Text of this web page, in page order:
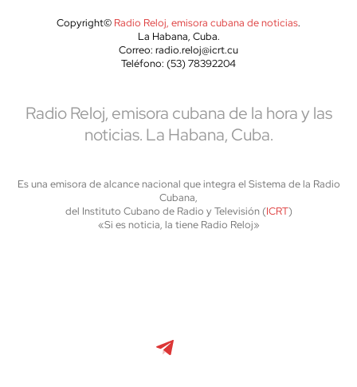
Copyright© Radio Reloj, emisora cubana de noticias.
La Habana, Cuba.
Correo: radio.reloj@icrt.cu
Teléfono: (53) 78392204
Radio Reloj, emisora cubana de la hora y las
noticias. La Habana, Cuba.
Es una emisora de alcance nacional que integra el Sistema de la Radio
Cubana,
del Instituto Cubano de Radio y Televisión (ICRT)
«Si es noticia, la tiene Radio Reloj»